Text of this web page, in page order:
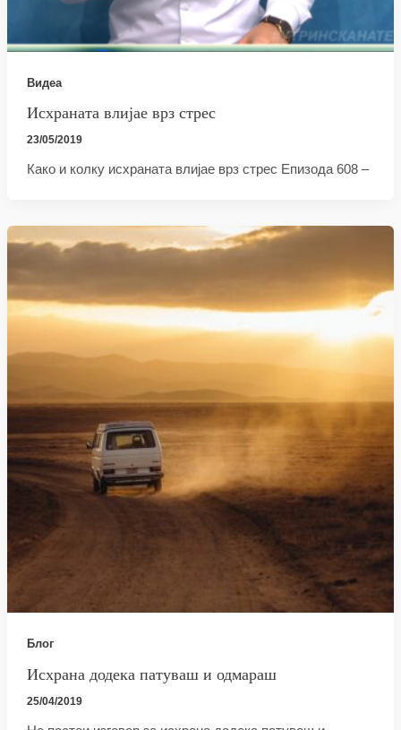
Видеа
Исхраната влијае врз стрес
23/05/2019
Како и колку исхраната влијае врз стрес Епизода 608 –
Блог
Исхрана додека патуваш и одмараш
25/04/2019